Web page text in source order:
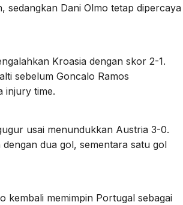
sedangkan Dani Olmo tetap dipercaya
Kroasia dengan skor 2-1.
sebelum Goncalo Ramos
injury time.
usai menundukkan Austria 3-0.
dua gol, sementara satu gol
kembali memimpin Portugal sebagai